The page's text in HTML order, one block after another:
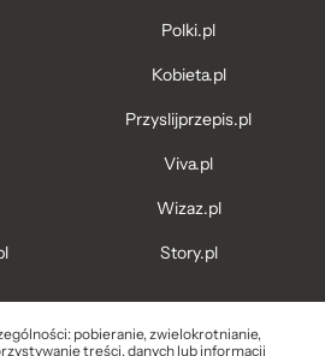
Polki.pl
Kobieta.pl
Przyslijprzepis.pl
Viva.pl
Wizaz.pl
Story.pl
pobieranie, zwielokrotnianie,
treści, danych lub informacji